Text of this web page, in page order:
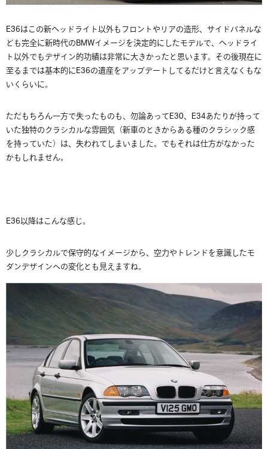
E36はこの新ヘッドライト以外もフロントやリアの造形、サイドパネルな
ども完全に新時代のBMWイメージを決定的にしたモデルで、ヘッドライ
ト以外でもデザイン的功績は非常に大きかったと思います。その後現在に
至るまでは基本的にE36の遺産をアップデートしてるだけと言えなくもな
いくらいに。
ただもちろん一方で失ったものも、勿論あってE30、E34あたりが持って
いた独特のクラシカルな雰囲気（新車のときからある種のクラシック感
を持っていた）は、失われてしまいました。でもそれは仕方がなかった
かもしれません。
E36以降はこんな感じ。
少しクラシカルで保守的なイメージから、空力やトレンドを意識したモ
ダンデザインへの変化とも見えますね。